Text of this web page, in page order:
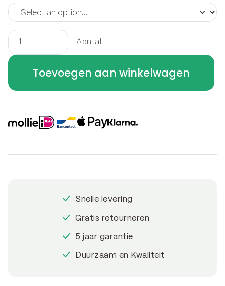
Houtopslag
staand
x
x
Aantal
Toevoegen aan winkelwagen
Snelle levering
Gratis retourneren
5 jaar garantie
Duurzaam en Kwaliteit